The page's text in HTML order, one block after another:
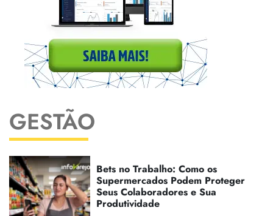
GESTÃO
Bets no Trabalho: Como os
Supermercados Podem Proteger
Seus Colaboradores e Sua
Produtividade